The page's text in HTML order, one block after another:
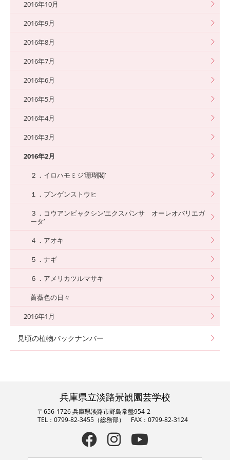
2016年10月
2016年9月
2016年8月
2016年7月
2016年6月
2016年5月
2016年4月
2016年3月
2016年2月
２．イロハモミジ’珊瑚閣’
１．プンゲンストウヒ
３．コウアンビャクシン‘エクスパンサ オーレオバリエガ
ータ’
４．アオキ
５．ナギ
６．アメリカツルマサキ
薔薇色の日々
2016年1月
見頃の植物バックナンバー
兵庫県立淡路景観園芸学校
〒656-1726 兵庫県淡路市野島常盤954-2
TEL：0799-82-3455（総務部） FAX：0799-82-3124